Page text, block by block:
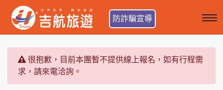
防詐騙宣導
很抱歉，目前本團暫不提供線上報名，如有行程需
求，請來電洽詢。